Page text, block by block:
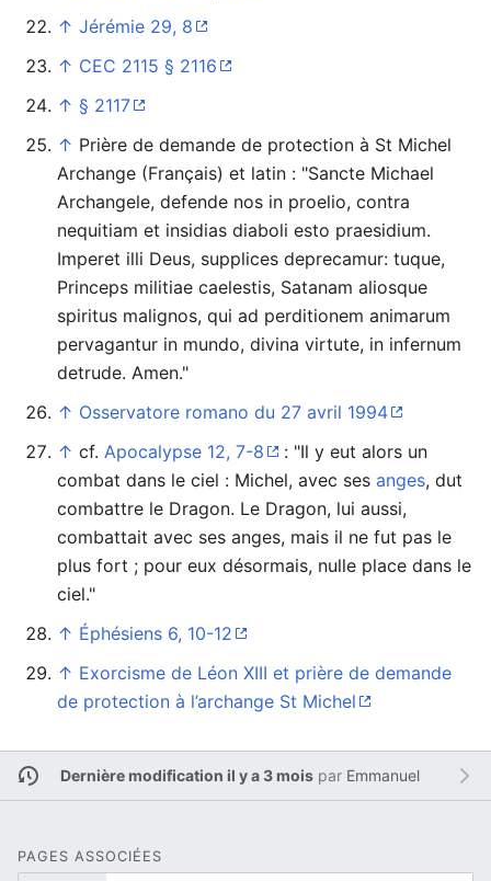
↑ Jérémie 29, 8
↑ CEC 2115 § 2116
↑ § 2117
↑ Prière de demande de protection à St Michel
Archange (Français) et latin : "Sancte Michael
Archangele, defende nos in proelio, contra
nequitiam et insidias diaboli esto praesidium.
Imperet illi Deus, supplices deprecamur: tuque,
Princeps militiae caelestis, Satanam aliosque
spiritus malignos, qui ad perditionem animarum
pervagantur in mundo, divina virtute, in infernum
detrude. Amen."
↑ Osservatore romano du 27 avril 1994
↑ cf. Apocalypse 12, 7-8
: "Il y eut alors un
combat dans le ciel : Michel, avec ses anges, dut
combattre le Dragon. Le Dragon, lui aussi,
combattait avec ses anges, mais il ne fut pas le
plus fort ; pour eux désormais, nulle place dans le
ciel."
↑ Éphésiens 6, 10-12
↑ Exorcisme de Léon XIII et prière de demande
de protection à l’archange St Michel
Dernière modification il y a 3 moispar Emmanuel
PAGES ASSOCIÉES